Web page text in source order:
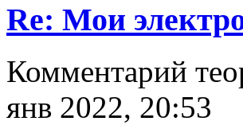
Re: Мои
Комментарий
янв 2022, 20:53